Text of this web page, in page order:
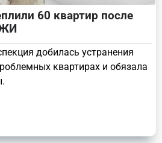
60 квартир после
добилась устранения
квартирах и обязала